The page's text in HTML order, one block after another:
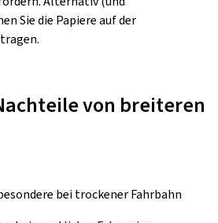
Sie die Papiere auf der
von breiteren
bei trockener Fahrbahn